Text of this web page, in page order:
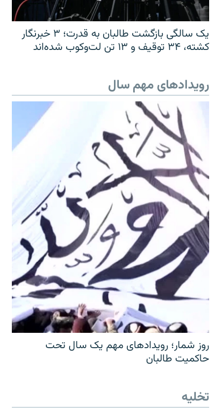
یک سالگی بازگشت طالبان به قدرت؛ ۳ خبرنگار
کشته، ۳۴ توقیف و ۱۳ تن لت‌وکوب شده‌اند
رویدادهای مهم سال
روز شمار؛ رویدادهای مهم یک سال تحت
حاکمیت طالبان
تخلیه